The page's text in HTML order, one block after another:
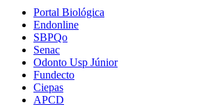
Portal Biológica
Endonline
SBPQo
Senac
Odonto Usp Júnior
Fundecto
Ciepas
APCD